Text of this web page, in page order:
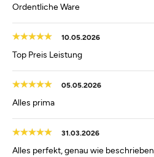
Ordentliche Ware
10.05.2026
Top Preis Leistung
05.05.2026
Alles prima
31.03.2026
Alles perfekt, genau wie